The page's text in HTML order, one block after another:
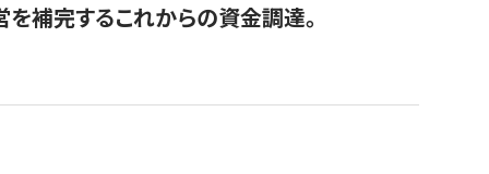
補完するこれからの資金調達。